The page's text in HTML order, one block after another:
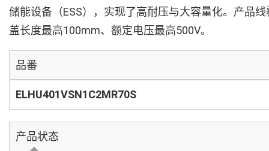
储能设备（ESS），实现了高耐压与大容量化。产品线
盖长度最高100mm、额定电压最高500V。
品番
ELHU401VSN1C2MR70S
产品状态